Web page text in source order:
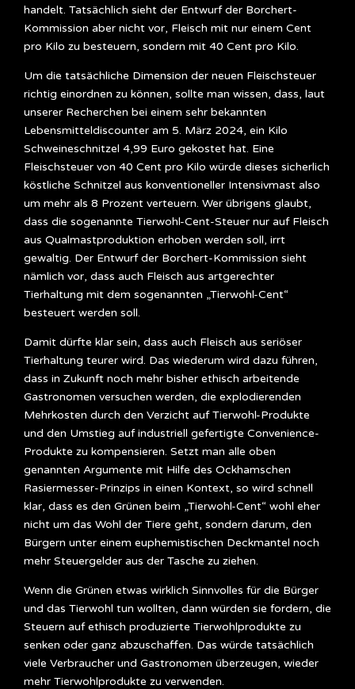
handelt. Tatsächlich sieht der Entwurf der Borchert-
Kommission aber nicht vor, Fleisch mit nur einem Cent
pro Kilo zu besteuern, sondern mit 40 Cent pro Kilo.
Um die tatsächliche Dimension der neuen Fleischsteuer
richtig einordnen zu können, sollte man wissen, dass, laut
unserer Recherchen bei einem sehr bekannten
Lebensmitteldiscounter am 5. März 2024, ein Kilo
Schweineschnitzel 4,99 Euro gekostet hat. Eine
Fleischsteuer von 40 Cent pro Kilo würde dieses sicherlich
köstliche Schnitzel aus konventioneller Intensivmast also
um mehr als 8 Prozent verteuern. Wer übrigens glaubt,
dass die sogenannte Tierwohl-Cent-Steuer nur auf Fleisch
aus Qualmastproduktion erhoben werden soll, irrt
gewaltig. Der Entwurf der Borchert-Kommission sieht
nämlich vor, dass auch Fleisch aus artgerechter
Tierhaltung mit dem sogenannten „Tierwohl-Cent“
besteuert werden soll.
Damit dürfte klar sein, dass auch Fleisch aus seriöser
Tierhaltung teurer wird. Das wiederum wird dazu führen,
dass in Zukunft noch mehr bisher ethisch arbeitende
Gastronomen versuchen werden, die explodierenden
Mehrkosten durch den Verzicht auf Tierwohl-Produkte
und den Umstieg auf industriell gefertigte Convenience-
Produkte zu kompensieren. Setzt man alle oben
genannten Argumente mit Hilfe des Ockhamschen
Rasiermesser-Prinzips in einen Kontext, so wird schnell
klar, dass es den Grünen beim „Tierwohl-Cent“ wohl eher
nicht um das Wohl der Tiere geht, sondern darum, den
Bürgern unter einem euphemistischen Deckmantel noch
mehr Steuergelder aus der Tasche zu ziehen.
Wenn die Grünen etwas wirklich Sinnvolles für die Bürger
und das Tierwohl tun wollten, dann würden sie fordern, die
Steuern auf ethisch produzierte Tierwohlprodukte zu
senken oder ganz abzuschaffen. Das würde tatsächlich
viele Verbraucher und Gastronomen überzeugen, wieder
mehr Tierwohlprodukte zu verwenden.